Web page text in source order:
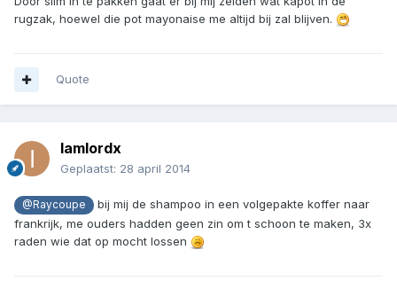
rugzak, hoewel die pot mayonaise me altijd bij zal blijven.
Quote
Iamlordx
Geplaatst: 28 april 2014
@Raycoupe
bij mij de shampoo in een volgepakte koffer naar
frankrijk, me ouders hadden geen zin om t schoon te maken, 3x
raden wie dat op mocht lossen